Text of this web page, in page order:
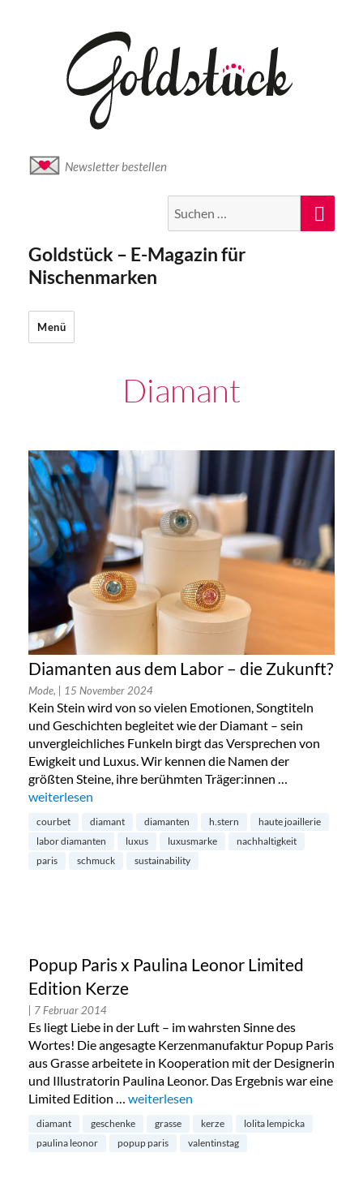
Newsletter bestellen
nach:
Goldstück – E-Magazin für
Nischenmarken
Menü
Diamant
Diamanten aus dem Labor – die Zukunft?
Mode, | 15 November 2024
Kein Stein wird von so vielen Emotionen, Songtiteln
und Geschichten begleitet wie der Diamant – sein
unvergleichliches Funkeln birgt das Versprechen von
Ewigkeit und Luxus. Wir kennen die Namen der
größten Steine, ihre berühmten Träger:innen …
„Diamanten aus dem Labor – die Zukunft?“
weiterlesen
courbet diamant diamanten h.stern
haute joaillerie
labor diamanten
luxus luxusmarke
nachhaltigkeit
paris
schmuck sustainability
Popup Paris x Paulina Leonor Limited
Edition Kerze
| 7 Februar 2014
Es liegt Liebe in der Luft – im wahrsten Sinne des
Wortes! Die angesagte Kerzenmanufaktur Popup Paris
aus Grasse arbeitete in Kooperation mit der Designerin
und Illustratorin Paulina Leonor. Das Ergebnis war eine
Limited Edition … „Popup Paris x Paulina Leonor Limited
weiterlesen
diamant geschenke grasse kerze
lolita lempicka
paulina leonor
popup paris valentinstag